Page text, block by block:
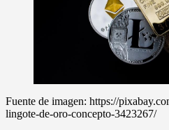
Fuente de imagen: https://
lingote-de-oro-concepto-3423267/